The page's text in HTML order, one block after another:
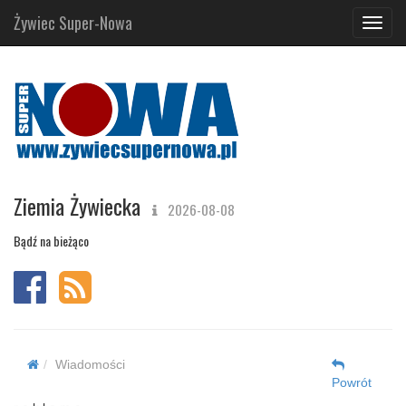
Żywiec Super-Nowa
Ziemia Żywiecka 2026-08-08
Bądź na bieżąco
Wiadomości
Powrót